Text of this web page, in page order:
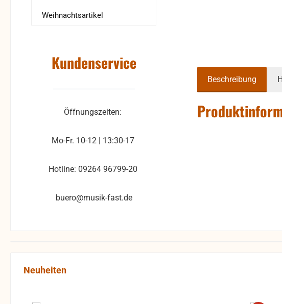
Weihnachtsartikel
Kundenservice
Öffnungszeiten:
Mo-Fr. 10-12 | 13:30-17
Hotline: 09264 96799-20
buero@musik-fast.de
Beschreibung
Produktgalerie überspringen
Neuheiten